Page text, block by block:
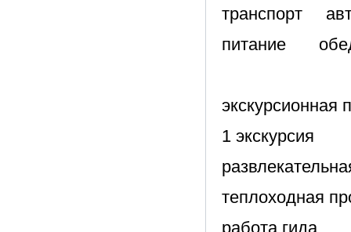
транспорт
питание
экскурсионная
1 экскурсия
теплоходная
работа гида